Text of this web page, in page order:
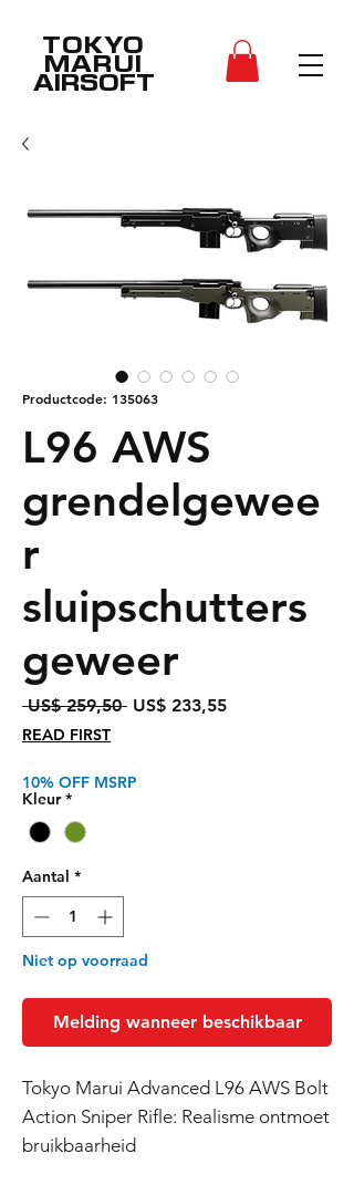
TOKYO
MARUI
AIRSOFT
Productcode: 135063
L96 AWS
grendelgewee
r
sluipschutters
geweer
US$ 259,50 Normale
US$ 233,55Verkoopprijs
READ FIRST
10% OFF MSRP
Kleur *
Aantal *
Niet op voorraad
Melding wanneer beschikbaar
Tokyo Marui Advanced L96 AWS Bolt
Action Sniper Rifle: Realisme ontmoet
bruikbaarheid